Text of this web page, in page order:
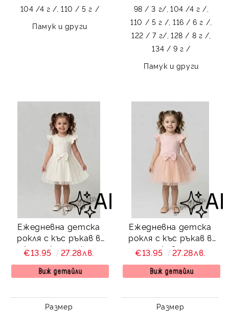
104 /4 г /, 110 / 5 г /
Памук и други
98 / 3 г/, 104 /4 г /,
110 / 5 г /, 116 / 6 г /,
122 / 7 г/, 128 / 8 г /,
134 / 9 г /
Памук и други
Ежедневна детска
рокля с къс ръкав в
екрю с къдрички и
тюл в долната част
Оливия
€13.95 27.28лв.
Виж детайли
Размер
Ежедневна детска
рокля с къс ръкав в
прасковено с
къдрички и тюл в
долната част Оливия
€13.95 27.28лв.
Виж детайли
Размер